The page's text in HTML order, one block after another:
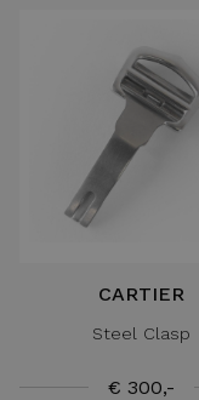
CARTIER
Steel Clasp
€ 300,-